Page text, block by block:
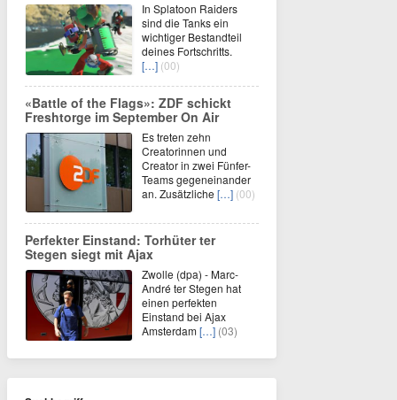
In Splatoon Raiders
sind die Tanks ein
wichtiger Bestandteil
deines Fortschritts.
[…] (00)
«Battle of the Flags»: ZDF schickt
Freshtorge im September On Air
Es treten zehn
Creatorinnen und
Creator in zwei Fünfer-
Teams gegeneinander
an. Zusätzliche […] (00)
Perfekter Einstand: Torhüter ter
Stegen siegt mit Ajax
Zwolle (dpa) - Marc-
André ter Stegen hat
einen perfekten
Einstand bei Ajax
Amsterdam[…] (03)